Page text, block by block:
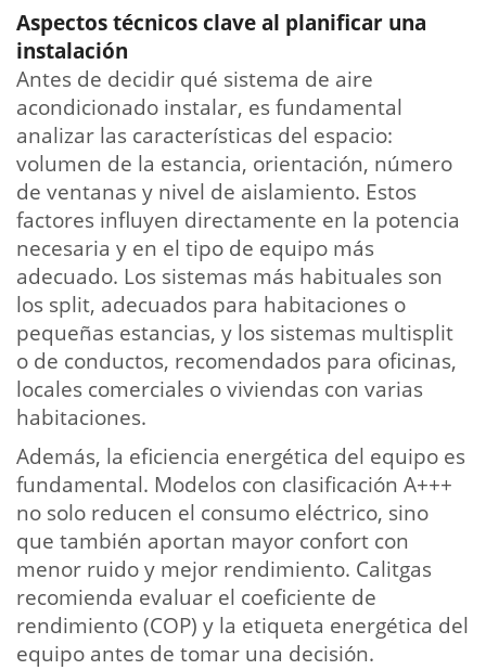
Aspectos técnicos clave al planificar una
instalación
Antes de decidir qué sistema de aire
acondicionado instalar, es fundamental
analizar las características del espacio:
volumen de la estancia, orientación, número
de ventanas y nivel de aislamiento. Estos
factores influyen directamente en la potencia
necesaria y en el tipo de equipo más
adecuado. Los sistemas más habituales son
los split, adecuados para habitaciones o
pequeñas estancias, y los sistemas multisplit
o de conductos, recomendados para oficinas,
locales comerciales o viviendas con varias
habitaciones.
Además, la eficiencia energética del equipo es
fundamental. Modelos con clasificación A+++
no solo reducen el consumo eléctrico, sino
que también aportan mayor confort con
menor ruido y mejor rendimiento. Calitgas
recomienda evaluar el coeficiente de
rendimiento (COP) y la etiqueta energética del
equipo antes de tomar una decisión.